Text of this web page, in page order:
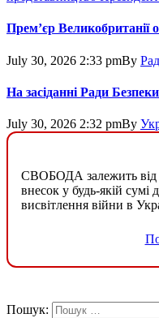
Прем’єр Великобританії
July 30, 2026 2:33 pmBy
На засіданні Ради
July 30, 2026 2:32 pmBy
СВОБОДА залежить від
внесок у будь-якій
висвітлення війни в
Пошук: